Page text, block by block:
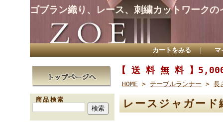
ゴブラン織り、レース、刺繍カットワーク
カートをみる ｜ マ
商品検索
【 送 料 無 料 】5,000
HOME > テーブルランナー > 長
レースジャガー